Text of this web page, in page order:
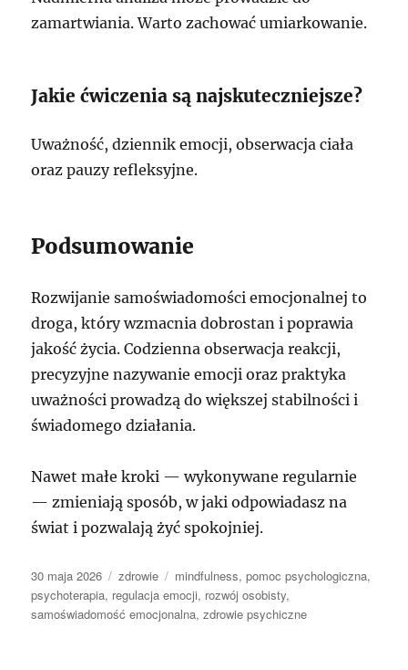
zamartwiania. Warto zachować umiarkowanie.
Jakie ćwiczenia są najskuteczniejsze?
Uważność, dziennik emocji, obserwacja ciała
oraz pauzy refleksyjne.
Podsumowanie
Rozwijanie samoświadomości emocjonalnej to
droga, który wzmacnia dobrostan i poprawia
jakość życia. Codzienna obserwacja reakcji,
precyzyjne nazywanie emocji oraz praktyka
uważności prowadzą do większej stabilności i
świadomego działania.
Nawet małe kroki — wykonywane regularnie
— zmieniają sposób, w jaki odpowiadasz na
świat i pozwalają żyć spokojniej.
Data
publikacji
30 maja 2026 Kategorie
zdrowie Tagi
mindfulness,pomoc psychologiczna,
psychoterapia, regulacja emocji, rozwój osobisty,
samoświadomość emocjonalna,zdrowie psychiczne